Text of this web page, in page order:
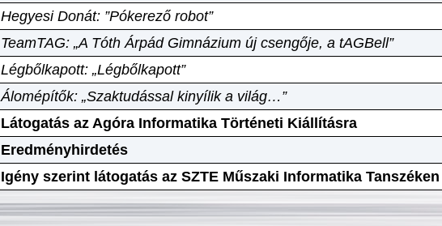
Hegyesi Donát: ”Pókerező robot”
TeamTAG: „A Tóth Árpád Gimnázium új csengője, a tAGBell”
Légbőlkapott: „Légbőlkapott”
Álomépítők: „Szaktudással kinyílik a világ…”
Látogatás az Agóra Informatika Történeti Kiállításra
Eredményhirdetés
Igény szerint látogatás az SZTE Műszaki Informatika Tanszéken